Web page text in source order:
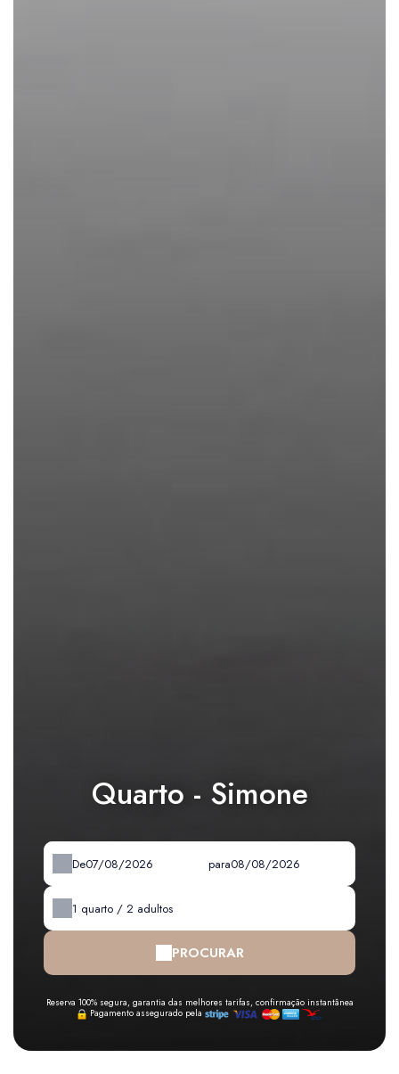
Quarto - Simone
De para
1 quarto /2 adultos
PROCURAR
Reserva 100% segura, garantia das melhores tarifas, confirmação instantânea
Pagamento assegurado pela